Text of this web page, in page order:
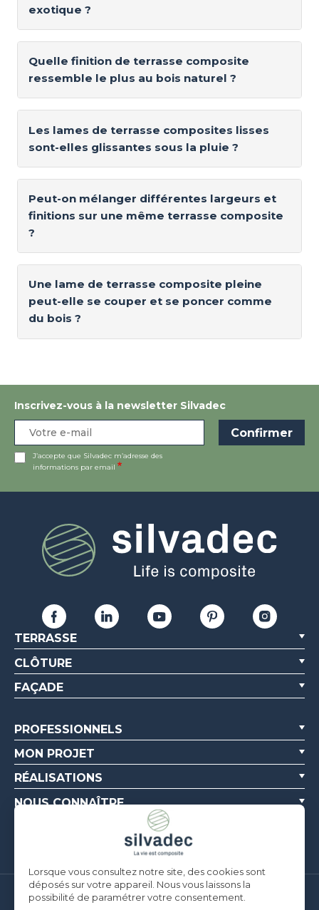
exotique ?
Quelle finition de terrasse composite
ressemble le plus au bois naturel ?
Les lames de terrasse composites lisses
sont-elles glissantes sous la pluie ?
Peut-on mélanger différentes largeurs et
finitions sur une même terrasse composite
?
Une lame de terrasse composite pleine
peut-elle se couper et se poncer comme
du bois ?
Inscrivez-vous à la newsletter Silvadec
J’accepte que Silvadec m’adresse des
informations par email
TERRASSE
CLÔTURE
FAÇADE
PROFESSIONNELS
MON PROJET
RÉALISATIONS
NOUS CONNAÎTRE
Silvadec France
Lorsque vous consultez notre site, des cookies sont
déposés sur votre appareil. Nous vous laissons la
possibilité de paramétrer votre consentement.